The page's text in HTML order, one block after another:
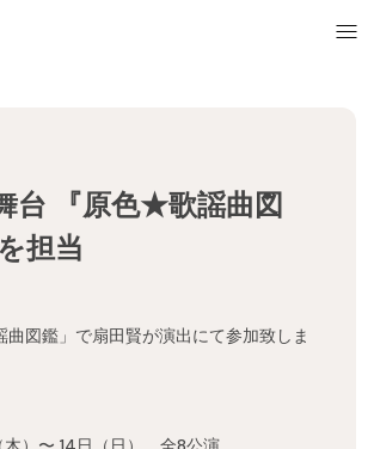
News
『原色★歌謡曲図
担当
図鑑」で扇田賢が演出にて参加致しま